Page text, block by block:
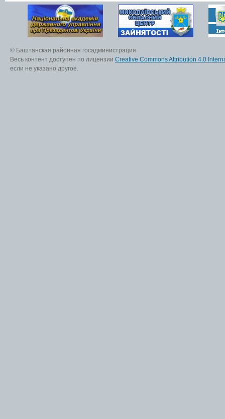
© Баштанская районная госадминистрация
Весь контент доступен по лицензии Creative Commons Attribution 4.0
если не указано другое.